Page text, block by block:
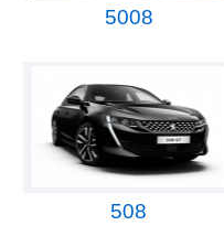
5008
508